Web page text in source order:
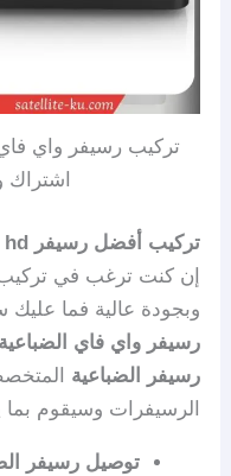
اشتراك
تركيب أفضل رسيفر hd
وبجودة عالية فما
رسيفر واي فاي الضباعية
رسيفر الضباعية
الرسيفرات وسيقوم بما
توصيل رسيفر